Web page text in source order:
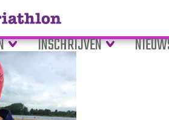
INSCHRIJVEN
vrijwilligerswerk